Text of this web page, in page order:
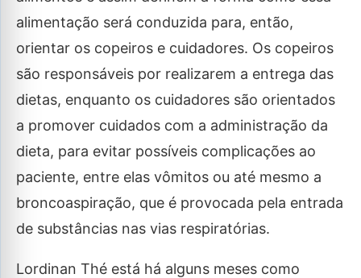
alimentação será conduzida para, então,
orientar os copeiros e cuidadores. Os copeiros
são responsáveis por realizarem a entrega das
dietas, enquanto os cuidadores são orientados
a promover cuidados com a administração da
dieta, para evitar possíveis complicações ao
paciente, entre elas vômitos ou até mesmo a
broncoaspiração, que é provocada pela entrada
de substâncias nas vias respiratórias.
Lordinan Thé está há alguns meses como